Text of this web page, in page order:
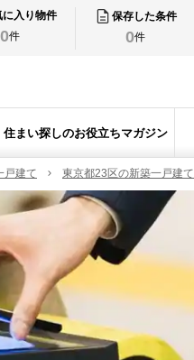
に入り物件
0件
保存した条件
0件
住まい探しのお役立ちマガジン
戸建て 東京都23区の新築一戸建て